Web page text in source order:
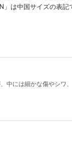
は中国サイズの表記
中には細かな傷やシワ